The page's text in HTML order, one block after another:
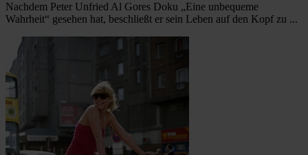
Nachdem Peter Unfried Al Gores Doku „Eine unbequeme
Wahrheit“ gesehen hat, beschließt er sein Leben auf den Kopf zu ...